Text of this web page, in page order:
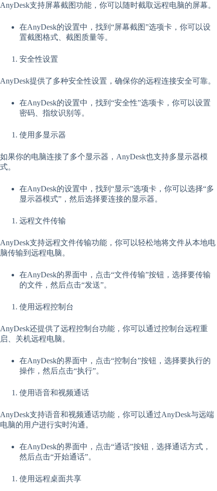
AnyDesk支持屏幕截图功能，你可以随时截取远程电脑的屏幕。
在AnyDesk的设置中，找到“屏幕截图”选项卡，你可以设
置截图格式、截图质量等。
安全性设置
AnyDesk提供了多种安全性设置，确保你的远程连接安全可靠。
在AnyDesk的设置中，找到“安全性”选项卡，你可以设置
密码、指纹识别等。
使用多显示器
如果你的电脑连接了多个显示器，AnyDesk也支持多显示器模
式。
在AnyDesk的设置中，找到“显示”选项卡，你可以选择“多
显示器模式”，然后选择要连接的显示器。
远程文件传输
AnyDesk支持远程文件传输功能，你可以轻松地将文件从本地电
脑传输到远程电脑。
在AnyDesk的界面中，点击“文件传输”按钮，选择要传输
的文件，然后点击“发送”。
使用远程控制台
AnyDesk还提供了远程控制台功能，你可以通过控制台远程重
启、关机远程电脑。
在AnyDesk的界面中，点击“控制台”按钮，选择要执行的
操作，然后点击“执行”。
使用语音和视频通话
AnyDesk支持语音和视频通话功能，你可以通过AnyDesk与远端
电脑的用户进行实时沟通。
在AnyDesk的界面中，点击“通话”按钮，选择通话方式，
然后点击“开始通话”。
使用远程桌面共享